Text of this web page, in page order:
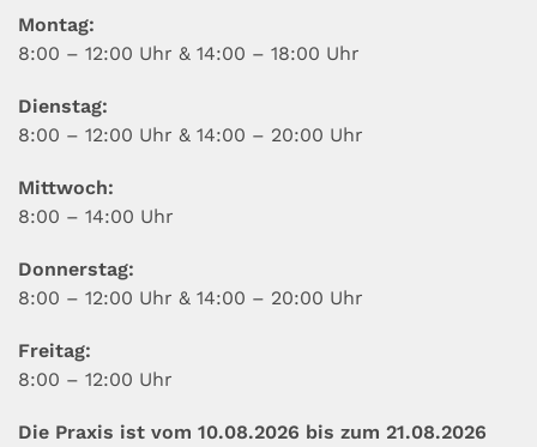
Montag:
8:00 – 12:00 Uhr & 14:00 – 18:00 Uhr
Dienstag:
8:00 – 12:00 Uhr & 14:00 – 20:00 Uhr
Mittwoch:
8:00 – 14:00 Uhr
Donnerstag:
8:00 – 12:00 Uhr & 14:00 – 20:00 Uhr
Freitag:
8:00 – 12:00 Uhr
Die Praxis ist vom 10.08.2026 bis zum 21.08.2026